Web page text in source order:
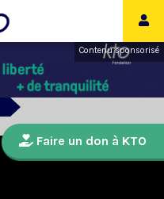
Contenu sponsorisé
Faire un don à KTO